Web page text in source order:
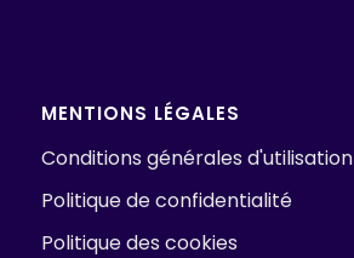
MENTIONS LÉGALES
Conditions générales d'utilisation
Politique de confidentialité
Politique des cookies